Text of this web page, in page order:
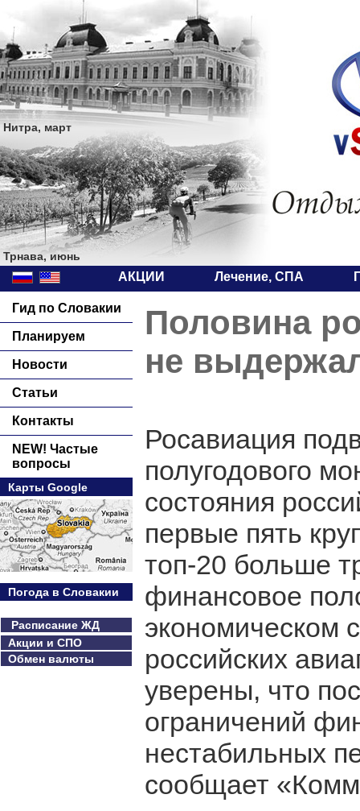
Нитра, март
Трнава, июнь
АКЦИИ Лечение, СПА
Гид по Словакии
Планируем
Новости
Статьи
Контакты
NEW! Частые
вопросы
Карты Google
Погода в Словакии
Расписание ЖД
Акции и СПО
Обмен валюты
Половина
не
Росавиация
полугодового
состояния
первые пять
топ-20 больше
финансовое
экономическом
российских
уверены, что
ограничений
нестабильных
сообщает